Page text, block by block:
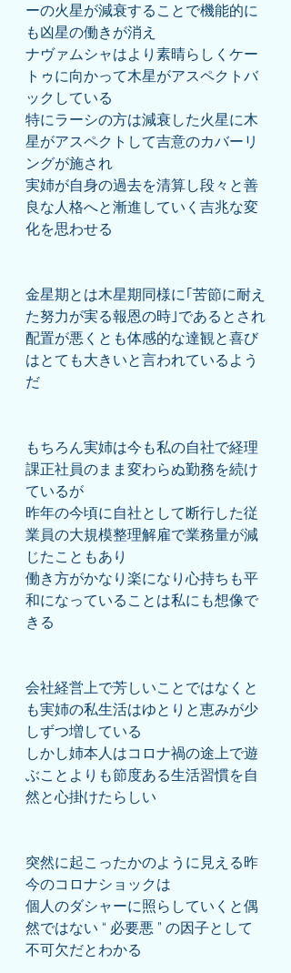
ーの火星が減衰することで機能的に
も凶星の働きが消え
ナヴァムシャはより素晴らしくケー
トゥに向かって木星がアスペクトバ
ックしている
特にラーシの方は減衰した火星に木
星がアスペクトして吉意のカバーリ
ングが施され
実姉が自身の過去を清算し段々と善
良な人格へと漸進していく吉兆な変
化を思わせる
金星期とは木星期同様に｢苦節に耐え
た努力が実る報恩の時｣であるとされ
配置が悪くとも体感的な達観と喜び
はとても大きいと言われているよう
だ
もちろん実姉は今も私の自社で経理
課正社員のまま変わらぬ勤務を続け
ているが
昨年の今頃に自社として断行した従
業員の大規模整理解雇で業務量が減
じたこともあり
働き方がかなり楽になり心持ちも平
和になっていることは私にも想像で
きる
会社経営上で芳しいことではなくと
も実姉の私生活はゆとりと恵みが少
しずつ増している
しかし姉本人はコロナ禍の途上で遊
ぶことよりも節度ある生活習慣を自
然と心掛けたらしい
突然に起こったかのように見える昨
今のコロナショックは
個人のダシャーに照らしていくと偶
然ではない “ 必要悪 ” の因子として
不可欠だとわかる